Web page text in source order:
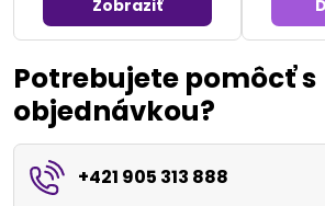
Zobraziť
Potrebujete pomôcť s
objednávkou?
+421 905 313 888